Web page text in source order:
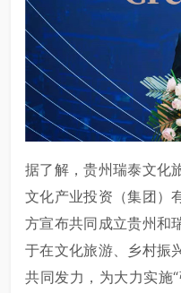
据了解，贵州瑞泰文化
文化产业投资（集团）
方宣布共同成立贵州和
于在文化旅游、乡村振
共同发力，为大力实施